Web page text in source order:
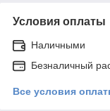
Условия оплаты
Наличными
Безналичный
Все условия